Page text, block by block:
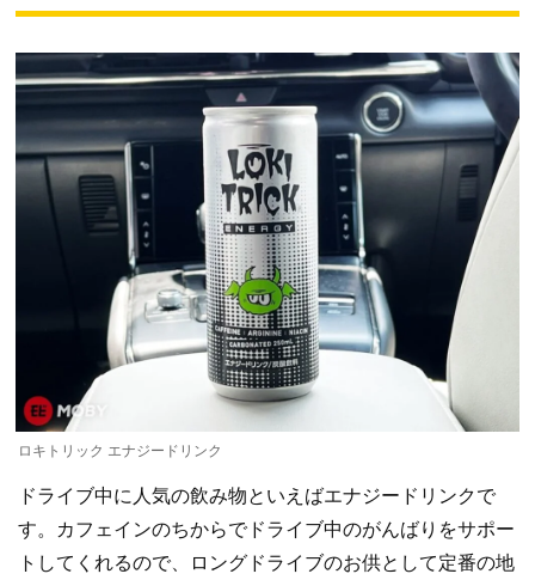
ロキトリック エナジードリンク
ドライブ中に人気の飲み物といえばエナジードリンクで
す。カフェインのちからでドライブ中のがんばりをサポー
トしてくれるので、ロングドライブのお供として定番の地